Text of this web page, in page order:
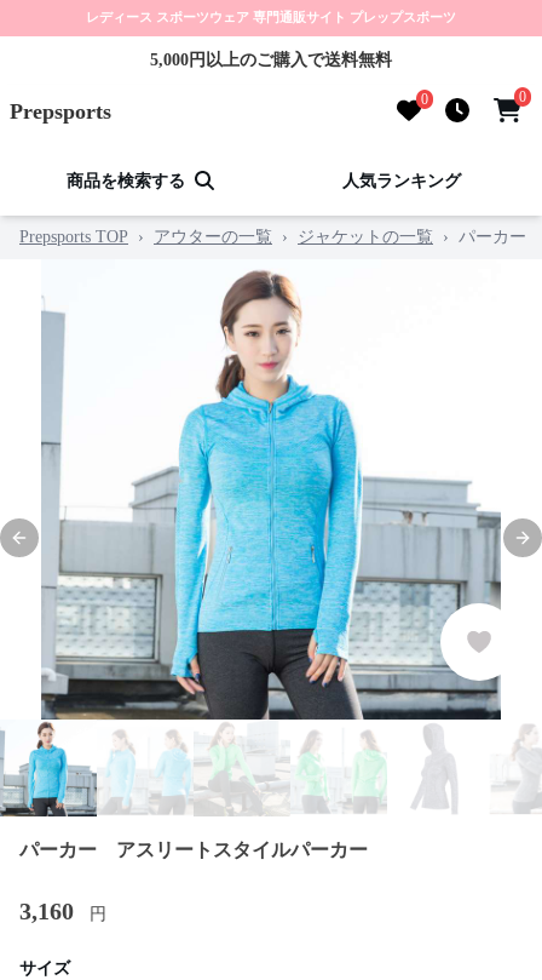
レディース スポーツウェア 専門通販サイト プレップスポーツ
5,000円以上のご購入で送料無料
Prepsports 0 0
商品を検索する 人気ランキング
Prepsports TOP › アウターの一覧 › ジャケットの一覧 › パーカー
Previous slide
パーカー アスリートスタイルパーカー
3,160 円
サイズ